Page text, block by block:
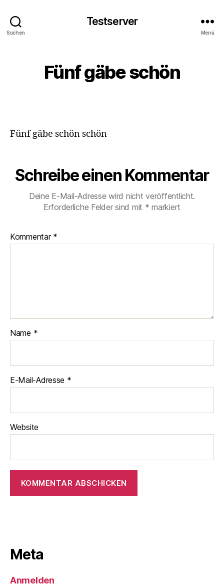
Suchen
Testserver
Menü
Fünf gäbe schön
Fünf gäbe schön schön
Schreibe einen Kommentar
Deine E-Mail-Adresse wird nicht veröffentlicht.
Erforderliche Felder sind mit * markiert
Kommentar *
Name *
E-Mail-Adresse *
Website
Meta
Anmelden